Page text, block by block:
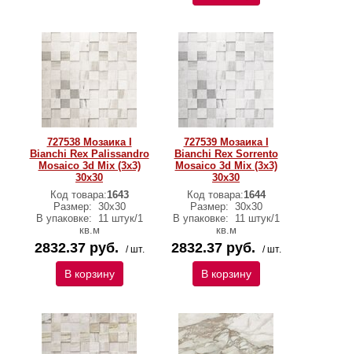
727538 Мозаика I
Bianchi Rex Palissandro
Mosaico 3d Mix (3x3)
30х30
Код товара:1643
Размер: 30х30
В упаковке:
11 штук/1
кв.м
2832.37 руб. / шт.
В корзину
727539 Мозаика I
Bianchi Rex Sorrento
Mosaico 3d Mix (3x3)
30х30
Код товара:1644
Размер: 30х30
В упаковке:
11 штук/1
кв.м
2832.37 руб. / шт.
В корзину